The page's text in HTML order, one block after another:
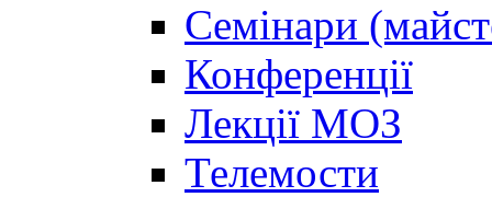
Семінари
Конференції
Лекції МОЗ
Телемости